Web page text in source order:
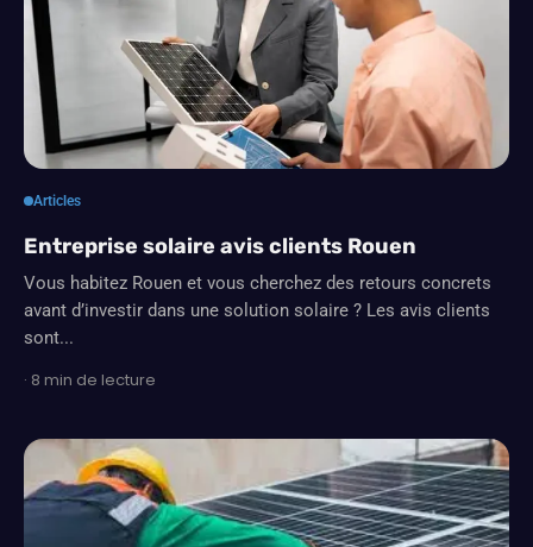
Articles
Entreprise solaire avis clients Rouen
Vous habitez Rouen et vous cherchez des retours concrets
avant d’investir dans une solution solaire ? Les avis clients
sont...
· 8 min de lecture